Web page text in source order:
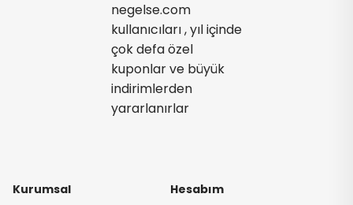
Kurumsal Hesabım
negelse.com
kullanıcıları , yıl içinde
çok defa özel
kuponlar ve büyük
indirimlerden
yararlanırlar